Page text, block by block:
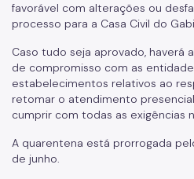
favorável com alterações ou
processo para a Casa Civil do
Caso tudo seja aprovado, haverá
de compromisso com as
estabelecimentos relativos ao
retomar o atendimento
cumprir com todas as exigências
A quarentena está prorrogada
de junho.